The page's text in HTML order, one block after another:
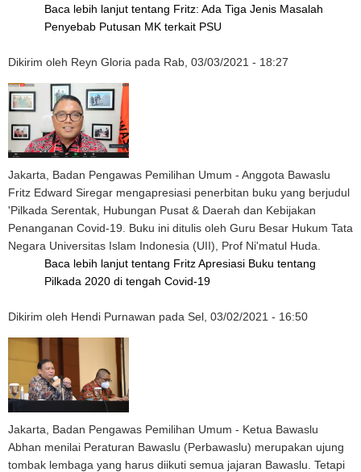
Baca lebih lanjut tentang Fritz: Ada Tiga Jenis Masalah
Penyebab Putusan MK terkait PSU
Dikirim oleh Reyn Gloria pada Rab, 03/03/2021 - 18:27
Jakarta, Badan Pengawas Pemilihan Umum - Anggota Bawaslu
Fritz Edward Siregar mengapresiasi penerbitan buku yang berjudul
'Pilkada Serentak, Hubungan Pusat & Daerah dan Kebijakan
Penanganan Covid-19. Buku ini ditulis oleh Guru Besar Hukum Tata
Negara Universitas Islam Indonesia (UII), Prof Ni'matul Huda.
Baca lebih lanjut tentang Fritz Apresiasi Buku tentang
Pilkada 2020 di tengah Covid-19
Dikirim oleh Hendi Purnawan pada Sel, 03/02/2021 - 16:50
Jakarta, Badan Pengawas Pemilihan Umum - Ketua Bawaslu
Abhan menilai Peraturan Bawaslu (Perbawaslu) merupakan ujung
tombak lembaga yang harus diikuti semua jajaran Bawaslu. Tetapi